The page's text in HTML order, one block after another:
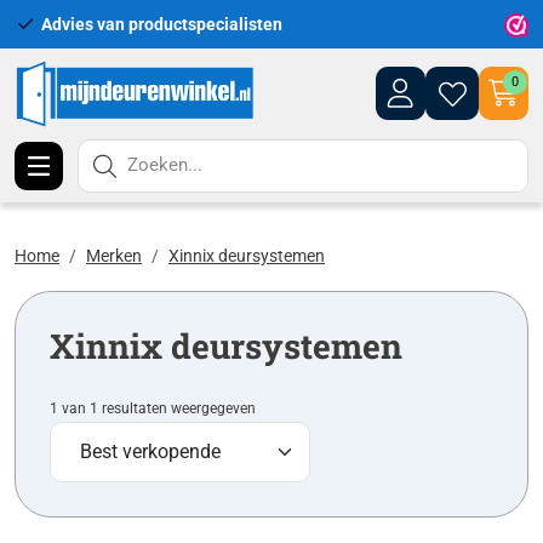
Advies van productspecialisten
0
Zoeken...
Home Merken Xinnix deursystemen
Xinnix deursystemen
1 van 1 resultaten weergegeven